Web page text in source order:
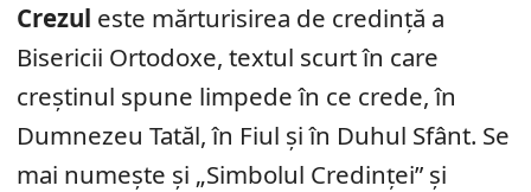
Crezul este mărturisirea de credință a
Bisericii Ortodoxe, textul scurt în care
creștinul spune limpede în ce crede, în
Dumnezeu Tatăl, în Fiul și în Duhul Sfânt. Se
mai numește și „Simbolul Credinței” și